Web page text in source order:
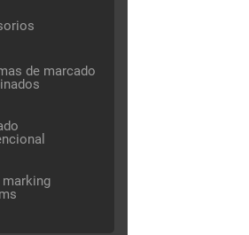
de marcado
marking